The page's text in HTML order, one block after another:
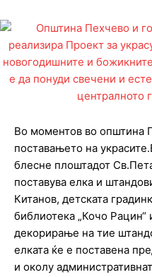
Во моментов во општина
поставањето на
блесне плоштадот
поставува елка и
Китанов, детската
библиотека „Кочо
декорирање на тие
елката ќе е поставена
и околу